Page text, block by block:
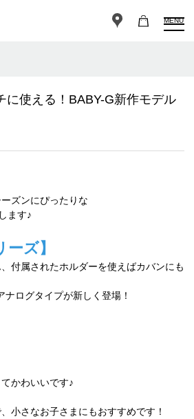
MENU
に使える！BABY-G新作モデル
ズンにぴったりな
ます♪
ーズ】
付属されたホルダーを使えばカバンにも
ナログタイプが新しく登場！
かわいいです♪
小さなお子さまにもおすすめです！